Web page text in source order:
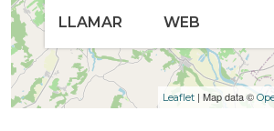
Leaflet | Map data ©
LLAMAR WEB